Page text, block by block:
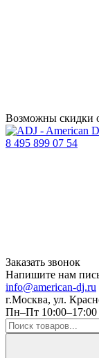
Возможны скидки
8 495 899 07 54
Заказать звонок
Напишите нам
info@american-dj.ru
г.Москва, ул.
Пн–Пт 10:00–17:00